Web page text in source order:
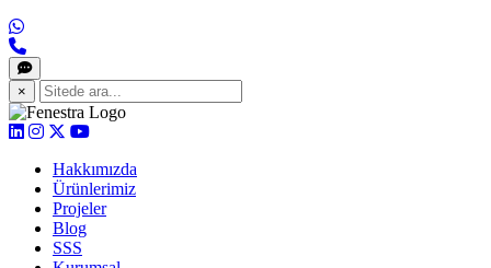
×
Hakkımızda
Ürünlerimiz
Projeler
Blog
SSS